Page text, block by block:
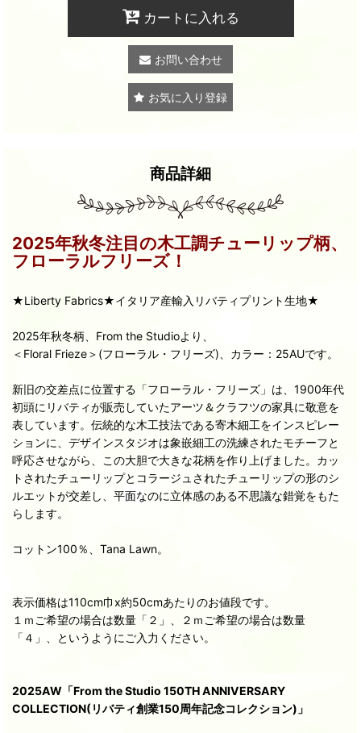
カートに入れる
お問い合わせ
お気に入り登録
商品詳細
2025年秋冬注目の木工調チューリップ柄、
フローラルフリーズ！
★Liberty Fabrics★イタリア産輸入リバティプリント生地★
2025年秋冬柄、From the Studioより、
＜Floral Frieze＞(フローラル・フリーズ)、カラー：25AUです。
新旧の交差点に位置する「フローラル・フリーズ」は、1900年代
初頭にリバティが販売していたアーツ＆クラフツの家具に敬意を
表しています。伝統的な木工技法である寄木細工をインスピレー
ションに、デザインスタジオは象嵌細工の洗練されたモチーフと
呼応させながら、この大胆で大きな花柄を作り上げました。カッ
トされたチューリップとコラージュされたチューリップの形のシ
ルエットが交差し、平面なのに立体感のある不思議な錯覚をもた
らします。
コットン100％、Tana Lawn。
表示価格は110cm巾x約50cmあたりのお値段です。
１ｍご希望の場合は数量「２」、２ｍご希望の場合は数量
「４」、というようにご入力ください。
2025AW「From the Studio 150TH ANNIVERSARY
COLLECTION(リバティ創業150周年記念コレクション)」